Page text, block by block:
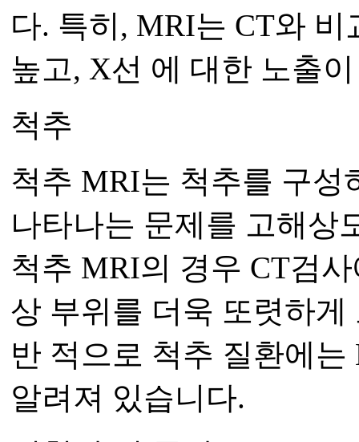
다. 특히, MRI는 CT와
높고, X선 에 대한 노출
척추
척추 MRI는 척추를 구성
나타나는 문제를 고해상
척추 MRI의 경우 CT검
상 부위를 더욱 또렷하
반 적으로 척추 질환에
알려져 있습니다.